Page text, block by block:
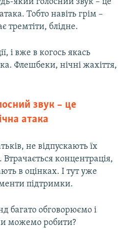
Тобто навіть грім –
тремтіти, блідне.
і вже в когось якась
Флешбеки, нічні жахіття,
звук – це
атака
не відпускають їх
Втрачається концентрація,
в оцінках. І тут уже
підтримки.
багато обговорюємо і
можемо робити?